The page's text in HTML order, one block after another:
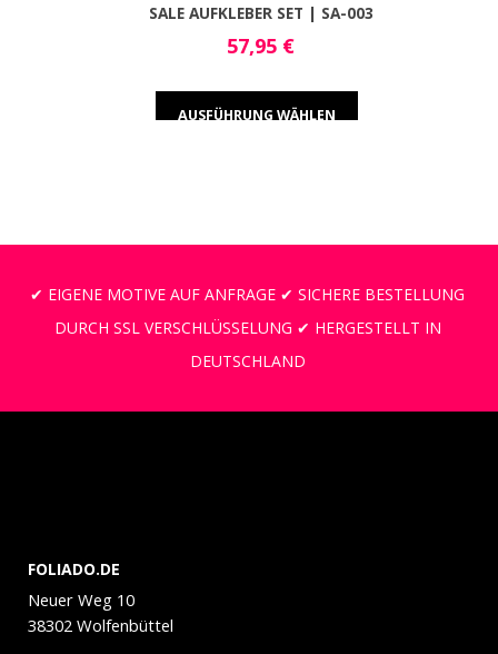
SALE AUFKLEBER SET | SA-003
57,95 €
AUSFÜHRUNG WÄHLEN
✔ EIGENE MOTIVE AUF ANFRAGE ✔ SICHERE BESTELLUNG
DURCH SSL VERSCHLÜSSELUNG ✔ HERGESTELLT IN
DEUTSCHLAND
FOLIADO.DE
Neuer Weg 10
38302 Wolfenbüttel